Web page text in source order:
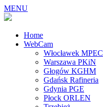
MENU
Home
WebCam
Włocławek MPEC
Warszawa PKiN
Głogów KGHM
Gdańsk Rafineria
Gdynia PGE
Płock ORLEN